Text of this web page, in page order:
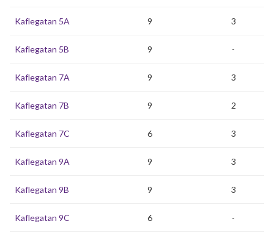
Kaflegatan 5A 9 3
Kaflegatan 5B 9 -
Kaflegatan 7A 9 3
Kaflegatan 7B 9 2
Kaflegatan 7C 6 3
Kaflegatan 9A 9 3
Kaflegatan 9B 9 3
Kaflegatan 9C 6 -